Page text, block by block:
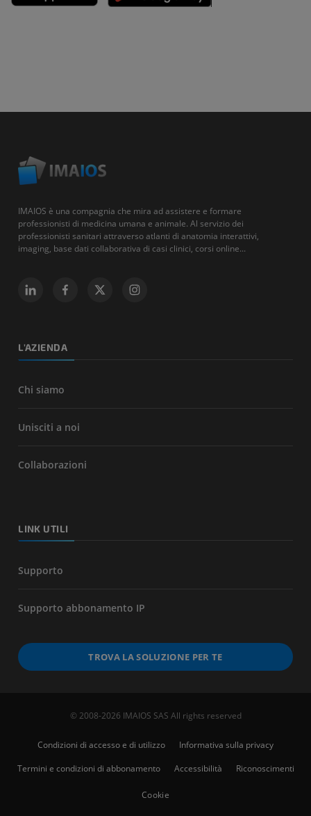
IMAIOS è una compagnia che mira ad assistere e formare
professionisti di medicina umana e animale. Al servizio dei
professionisti sanitari attraverso atlanti di anatomia interattivi,
imaging, base dati collaborativa di casi clinici, corsi online...
L'AZIENDA
Chi siamo
Unisciti a noi
Collaborazioni
LINK UTILI
Supporto
Supporto abbonamento IP
TROVA LA SOLUZIONE PER TE
© 2008-2026 IMAIOS SAS All rights reserved
Condizioni di accesso e di utilizzo
Informativa sulla privacy
Termini e condizioni di abbonamento
Accessibilità Riconoscimenti
Cookie